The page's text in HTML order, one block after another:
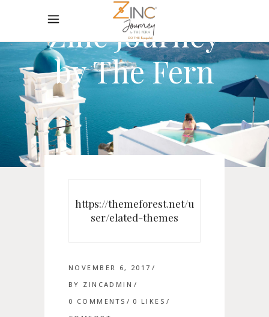
Zinc Journey
by The Fern
https://themeforest.net/u
ser/elated-themes
NOVEMBER 6, 2017
BY ZINCADMIN
0 COMMENTS
0 LIKES